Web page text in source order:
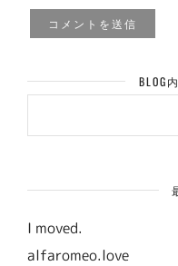
BLOG
検
I moved.
alfaromeo.love